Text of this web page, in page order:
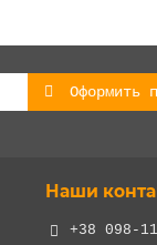
Оформить
Наши
+38 098-